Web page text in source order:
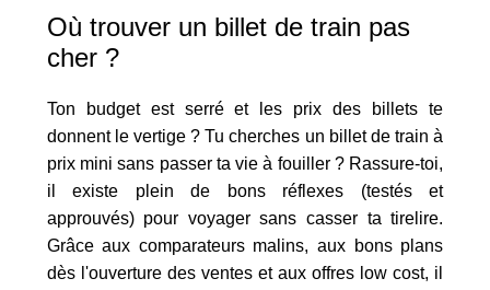
Où trouver un billet de train pas
cher ?
Ton budget est serré et les prix des billets te
donnent le vertige ? Tu cherches un billet de train à
prix mini sans passer ta vie à fouiller ? Rassure-toi,
il existe plein de bons réflexes (testés et
approuvés) pour voyager sans casser ta tirelire.
Grâce aux comparateurs malins, aux bons plans
dès l'ouverture des ventes et aux offres low cost, il